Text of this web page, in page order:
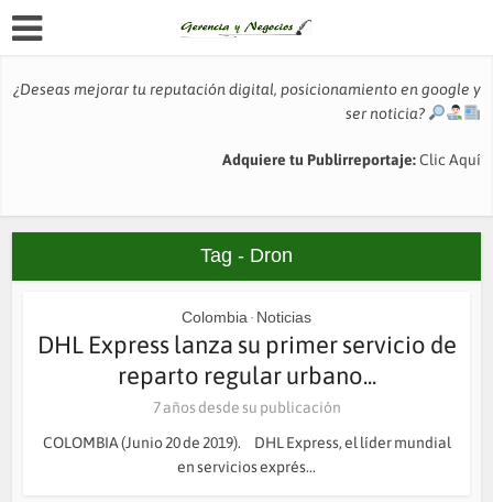
¿Deseas mejorar tu reputación digital, posicionamiento en google y
ser noticia?
Adquiere tu Publirreportaje:Clic Aquí
Tag - Dron
Colombia • Noticias
DHL Express lanza su primer servicio de
reparto regular urbano...
7 años desde su publicación
COLOMBIA (Junio 20 de 2019). DHL Express, el líder mundial
en servicios exprés...